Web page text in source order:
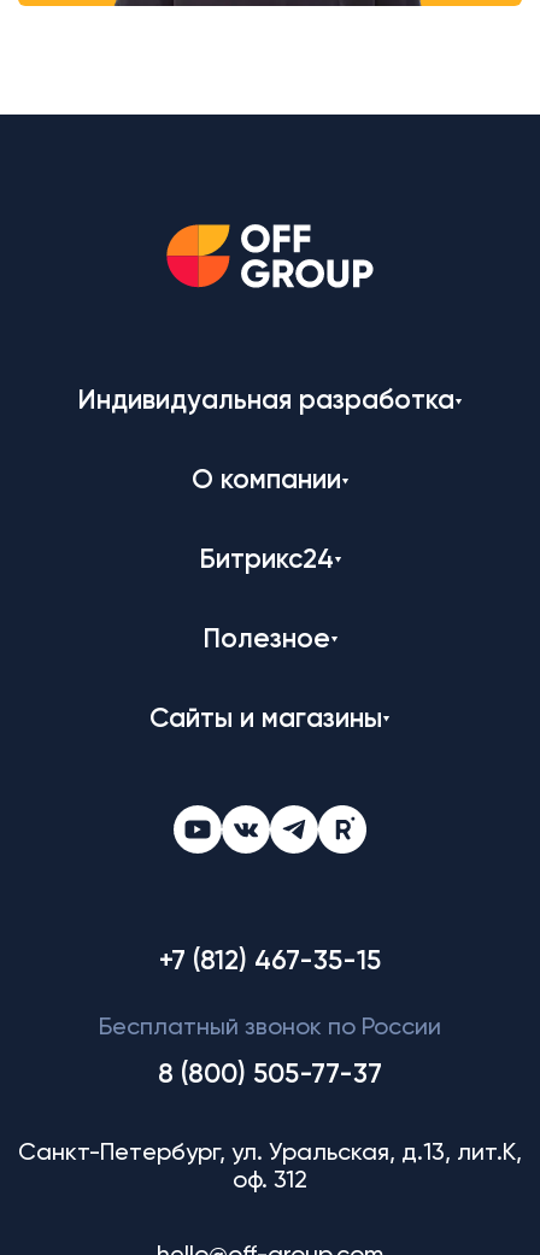
Индивидуальная разработка
О компании
Битрикс24
Полезное
Сайты и магазины
+7 (812) 467-35-15
Бесплатный звонок по России
8 (800) 505-77-37
Санкт-Петербург, ул. Уральская, д.13, лит.К,
оф. 312